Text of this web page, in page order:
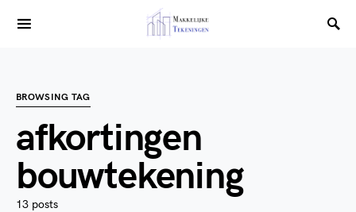
BROWSING TAG
afkortingen
bouwtekening
13 posts